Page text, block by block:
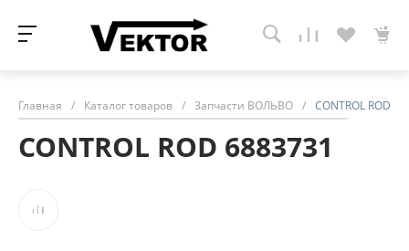
Главная / Каталог товаров / Запчасти ВОЛЬВО / CONTROL ROD
CONTROL ROD 6883731